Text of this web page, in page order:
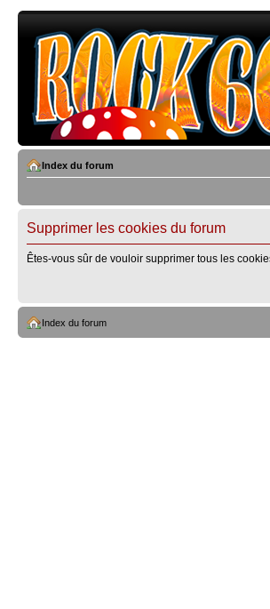
Index du forum
Supprimer les cookies du forum
Êtes-vous sûr de vouloir supprimer tous les
Index du forum